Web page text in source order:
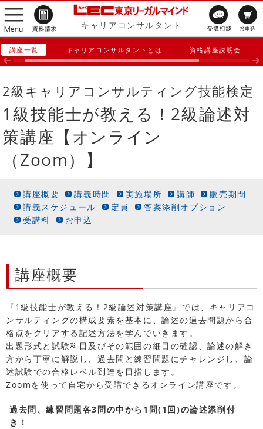
キャリアコンサルタント
講座一覧 キャリアコンサルタントとは 資格講座説明会
2級キャリアコンサルティング技能検定
1級技能士が教える！2級論述対
策講座【オンライン
（Zoom）】
講座概要 講義時間 実施場所 講師
販売期間
講義スケジュール
定員
答案添削オプション
受講料
お申込
講座概要
『1級技能士が教える！2級論述対策講座』では、キャリアコ
ンサルティングの構成要素を基本に、論述の過去問題から合
格点をクリアする記述方法を学んでいきます。
出題形式と試験科目及びその範囲の細目の確認、論述の解き
方から丁寧に解説し、過去問と練習問題にチャレンジし、論
述試験での合格レベル到達を目指します。
Zoomを使って自宅から受講できるオンライン講座です。
過去問、練習問題各3問の中から1問(1回)の論述添削付
き！